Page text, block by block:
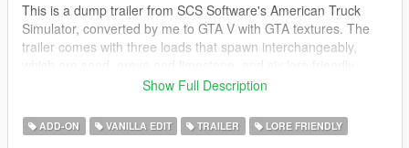
This is a dump trailer from SCS Software's American Truck
Simulator, converted by me to GTA V with GTA textures. The
trailer comes with three loads that spawn interchangeably,
MODEL NAME
-trailerdump
Show Full Description
ADD-ON VANILLA EDIT TRAILER LORE FRIENDLY